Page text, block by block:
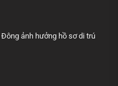
ảnh hưởng hồ sơ di trú